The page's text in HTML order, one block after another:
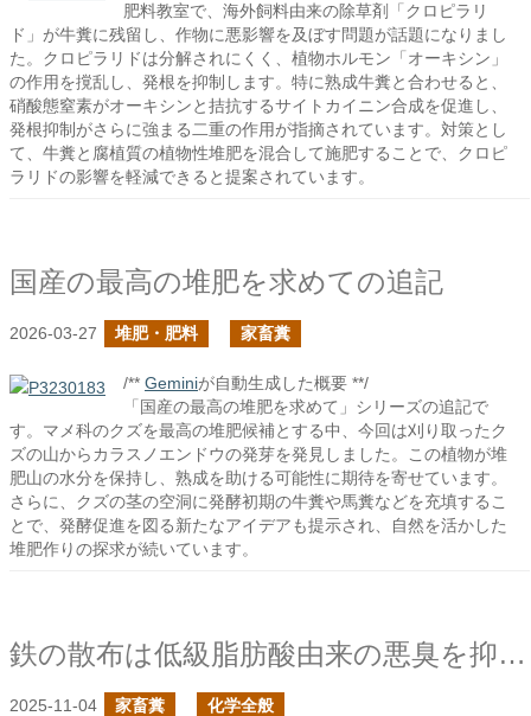
肥料教室で、海外飼料由来の除草剤「クロピラリ
ド」が牛糞に残留し、作物に悪影響を及ぼす問題が話題になりまし
た。クロピラリドは分解されにくく、植物ホルモン「オーキシン」
の作用を撹乱し、発根を抑制します。特に熟成牛糞と合わせると、
硝酸態窒素がオーキシンと拮抗するサイトカイニン合成を促進し、
発根抑制がさらに強まる二重の作用が指摘されています。対策とし
て、牛糞と腐植質の植物性堆肥を混合して施肥することで、クロピ
ラリドの影響を軽減できると提案されています。
国産の最高の堆肥を求めての追記
2026-03-27 堆肥・肥料 家畜糞
/** Geminiが自動生成した概要 **/
「国産の最高の堆肥を求めて」シリーズの追記で
す。マメ科のクズを最高の堆肥候補とする中、今回は刈り取ったク
ズの山からカラスノエンドウの発芽を発見しました。この植物が堆
肥山の水分を保持し、熟成を助ける可能性に期待を寄せています。
さらに、クズの茎の空洞に発酵初期の牛糞や馬糞などを充填するこ
とで、発酵促進を図る新たなアイデアも提示され、自然を活かした
堆肥作りの探求が続いています。
鉄の散布は低級脂肪酸由来の悪臭を抑制できるか？
2025-11-04 家畜糞 化学全般